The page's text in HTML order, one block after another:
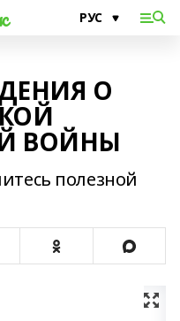
О
ВОЙНЫ
полезной